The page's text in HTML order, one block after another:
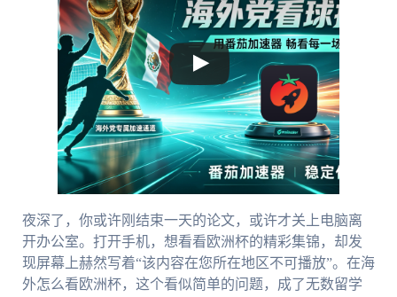
夜深了，你或许刚结束一天的论文，或许才关上电脑离
开办公室。打开手机，想看看欧洲杯的精彩集锦，却发
现屏幕上赫然写着“该内容在您所在地区不可播放”。在海
外怎么看欧洲杯，这个看似简单的问题，成了无数留学